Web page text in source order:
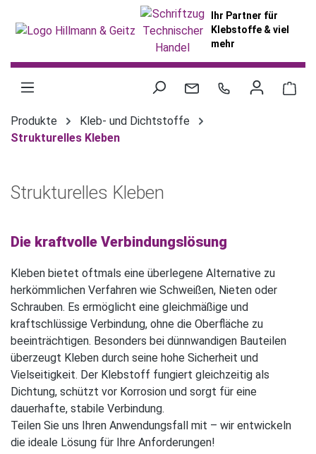
Ihr Partner für
Klebstoffe & viel
mehr
Produkte
Kleb- und Dichtstoffe
Strukturelles Kleben
Strukturelles Kleben
Die kraftvolle Verbindungslösung
Kleben bietet oftmals eine überlegene Alternative zu
herkömmlichen Verfahren wie Schweißen, Nieten oder
Schrauben. Es ermöglicht eine gleichmäßige und
kraftschlüssige Verbindung, ohne die Oberfläche zu
beeinträchtigen. Besonders bei dünnwandigen Bauteilen
überzeugt Kleben durch seine hohe Sicherheit und
Vielseitigkeit. Der Klebstoff fungiert gleichzeitig als
Dichtung, schützt vor Korrosion und sorgt für eine
dauerhafte, stabile Verbindung.
Teilen Sie uns Ihren Anwendungsfall mit – wir entwickeln
die ideale Lösung für Ihre Anforderungen!